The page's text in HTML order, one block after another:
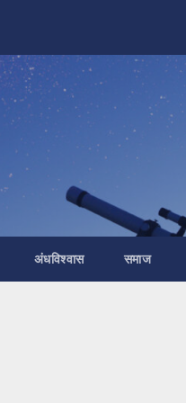
अंधविश्वास समाज